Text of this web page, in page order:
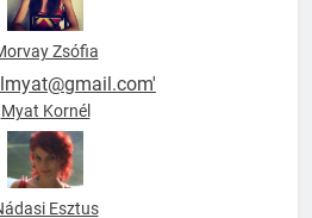
Morvay Zsófia
Myat Kornél